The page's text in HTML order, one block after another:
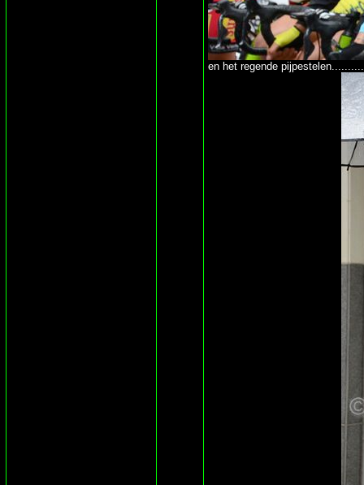
en het regende pijpestelen..........